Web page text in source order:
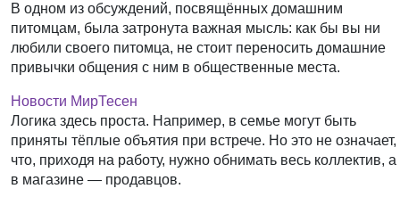
В одном из обсуждений, посвящённых домашним
питомцам, была затронута важная мысль: как бы вы ни
любили своего питомца, не стоит переносить домашние
привычки общения с ним в общественные места.
Новости МирТесен
Логика здесь проста. Например, в семье могут быть
приняты тёплые объятия при встрече. Но это не означает,
что, приходя на работу, нужно обнимать весь коллектив, а
в магазине — продавцов.